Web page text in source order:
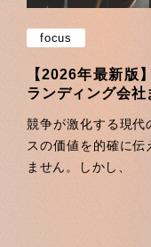
focus
【2026年最新版
ランディング会社
競争が激化する現代
スの価値を的確に
ません。しかし、